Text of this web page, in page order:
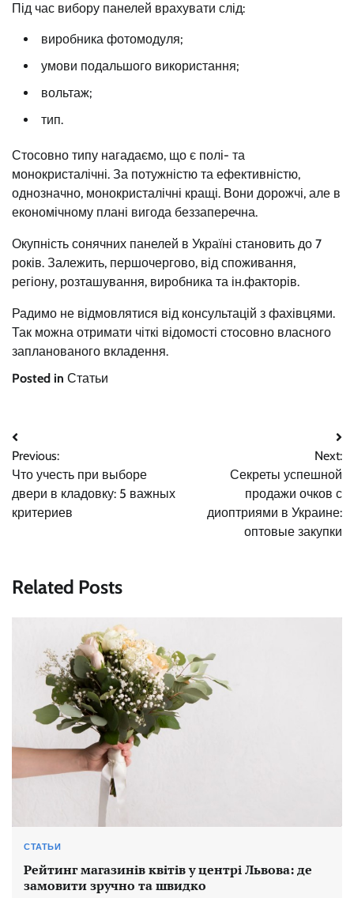
Під час вибору панелей врахувати слід:
виробника фотомодуля;
умови подальшого використання;
вольтаж;
тип.
Стосовно типу нагадаємо, що є полі- та
монокристалічні. За потужністю та ефективністю,
однозначно, монокристалічні кращі. Вони дорожчі, але в
економічному плані вигода беззаперечна.
Окупність сонячних панелей в Україні становить до 7
років. Залежить, першочергово, від споживання,
регіону, розташування, виробника та ін.факторів.
Радимо не відмовлятися від консультацій з фахівцями.
Так можна отримати чіткі відомості стосовно власного
запланованого вкладення.
Posted in Статьи
Навигация
по
записям
Previous:
Что учесть при выборе
двери в кладовку: 5 важных
критериев
Next:
Секреты успешной
продажи очков с
диоптриями в Украине:
оптовые закупки
Related Posts
СТАТЬИ
Рейтинг магазинів квітів у центрі Львова: де
замовити зручно та швидко